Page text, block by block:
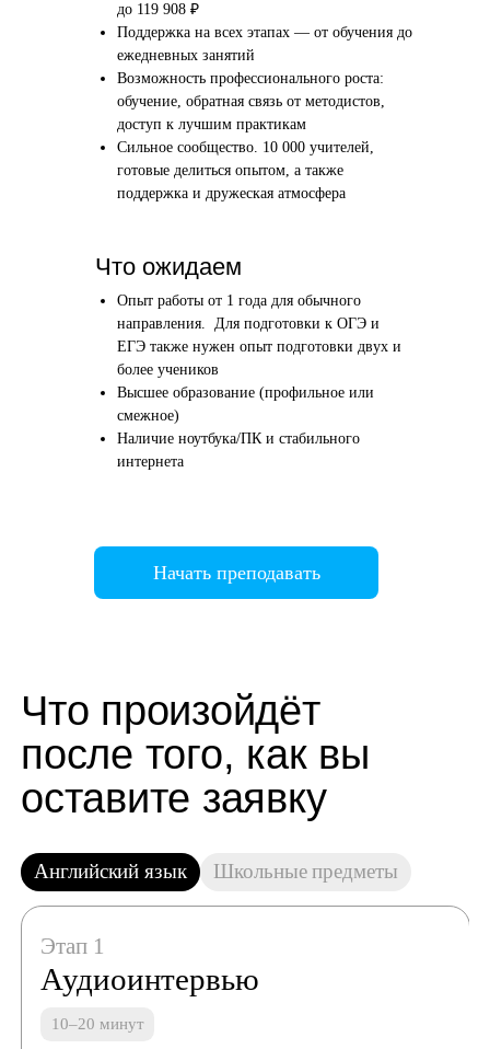
Начать преподавать
Что ожидаем
до 119 908 ₽
Поддержка на всех этапах — от обучения до
ежедневных занятий
Возможность профессионального роста:
обучение, обратная связь от методистов,
доступ к лучшим практикам
Сильное сообщество. 10 000 учителей,
готовые делиться опытом, а также
поддержка и дружеская атмосфера
Опыт работы от 1 года для обычного
направления. Для подготовки к ОГЭ и
ЕГЭ также нужен опыт подготовки двух и
более учеников
Высшее образование (профильное или
смежное)
Наличие ноутбука/ПК и стабильного
интернета
Английский язык Школьные предметы
Аудиоинтервью
Отвечаете по-английски на 4 вопроса
Начать преподавать